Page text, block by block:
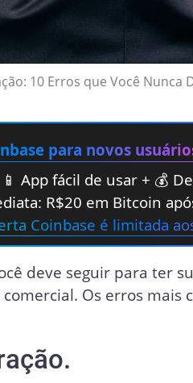
10 Erros que Você Nunca
para novos
App fácil de usar + 💰
R$20 em Bitcoin
Coinbase é limitada
deve seguir para ter
Os erros mais